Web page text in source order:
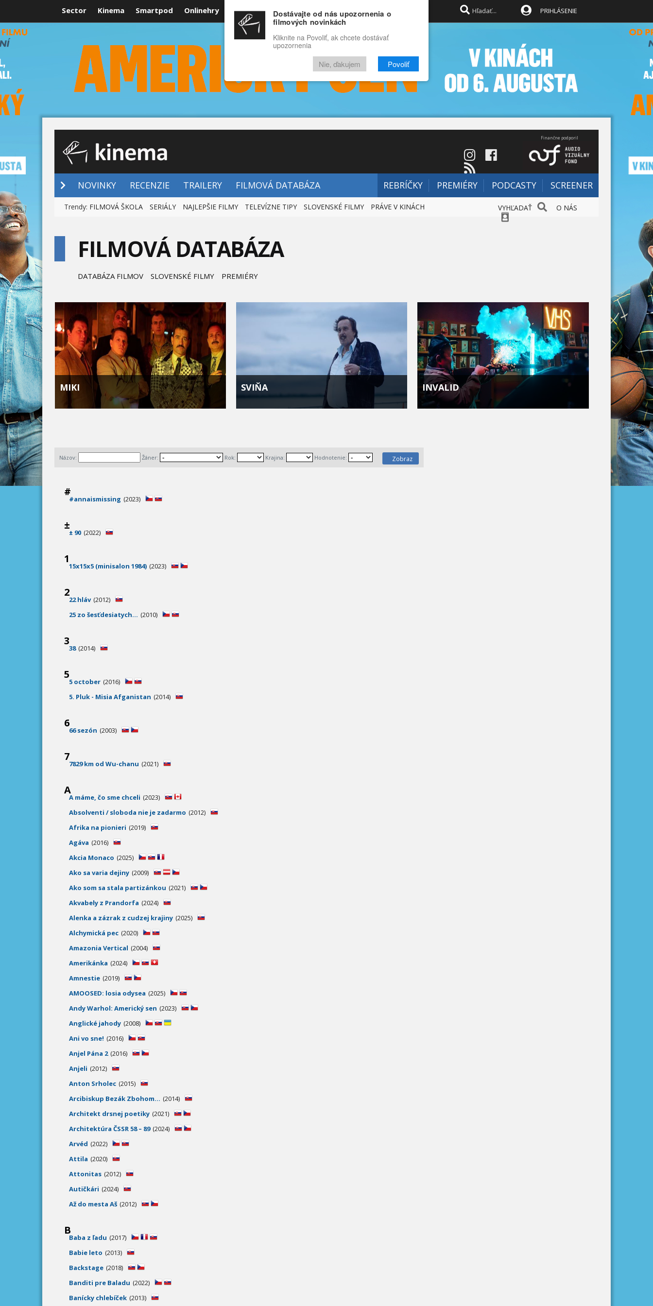
Sector Kinema Smartpod Onlinehry Rozprávky Funny Docu
RECENZIE VIDEÁ FILMY
PRIHLÁSENIE
Finančne podporil
NOVINKY RECENZIE TRAILERY FILMOVÁ DATABÁZA REBRÍČKY PREMIÉRY PODCASTY SCREENER
VYHĽADAŤ O NÁS
Trendy: FILMOVÁ ŠKOLA SERIÁLY NAJLEPŠIE FILMY TELEVÍZNE TIPY SLOVENSKÉ FILMY PRÁVE V KINÁCH
FILMOVÁ DATABÁZA
DATABÁZA FILMOV SLOVENSKÉ FILMY PREMIÉRY
MIKI SVIŇA INVALID
Názov: Žáner: Rok: Krajina: Hodnotenie: Zobraz
#
#annaismissing (2023)
±
± 90 (2022)
1
15x15x5 (minisalon 1984) (2023)
2
22 hláv (2012)
25 zo šesťdesiatych... (2010)
3
38 (2014)
5
5 october (2016)
5. Pluk - Misia Afganistan (2014)
6
66 sezón (2003)
7
7829 km od Wu-chanu (2021)
A
A máme, čo sme chceli (2023)
Absolventi / sloboda nie je zadarmo (2012)
Afrika na pionieri (2019)
Agáva (2016)
Akcia Monaco (2025)
Ako sa varia dejiny (2009)
Ako som sa stala partizánkou (2021)
Akvabely z Prandorfa (2024)
Alenka a zázrak z cudzej krajiny (2025)
Alchymická pec (2020)
Amazonia Vertical (2004)
Amerikánka (2024)
Amnestie (2019)
AMOOSED: losia odysea (2025)
Andy Warhol: Americký sen (2023)
Anglické jahody (2008)
Ani vo sne! (2016)
Anjel Pána 2 (2016)
Anjeli (2012)
Anton Srholec (2015)
Arcibiskup Bezák Zbohom... (2014)
Architekt drsnej poetiky (2021)
Architektúra ČSSR 58 – 89 (2024)
Arvéd (2022)
Attila (2020)
Attonitas (2012)
Autičkári (2024)
Až do mesta Aš (2012)
B
Baba z ľadu (2017)
Babie leto (2013)
Backstage (2018)
Banditi pre Baladu (2022)
Banícky chlebíček (2013)
Dostávajte od nás upozornenia o
filmových novinkách
Kliknite na Povoliť, ak chcete dostávať
upozornenia
Nie, ďakujem Povoliť